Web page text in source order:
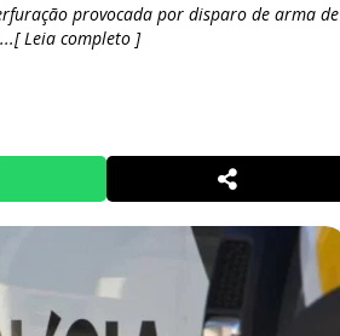
provocada por disparo de arma de
Leia completo ]